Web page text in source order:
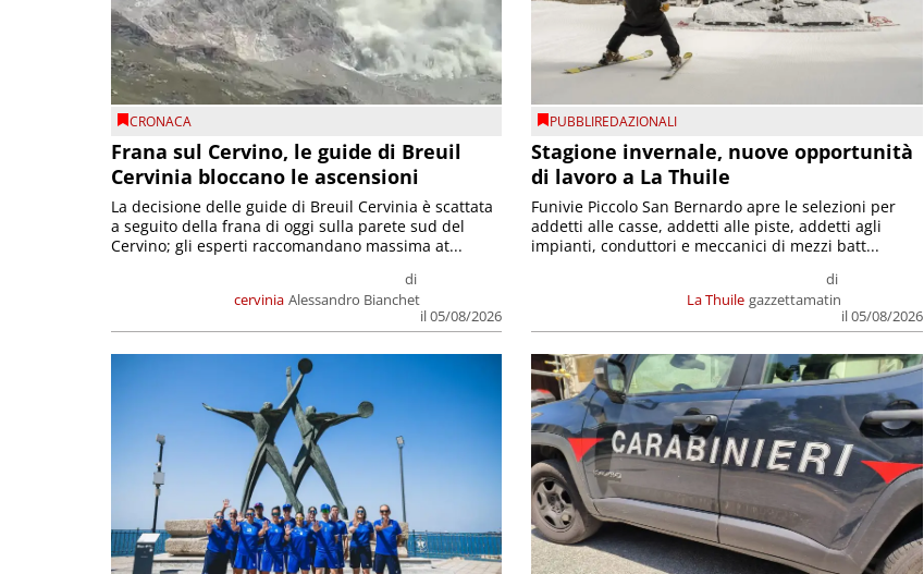
CRONACA
Frana sul Cervino, le guide di Breuil
Cervinia bloccano le ascensioni
cervinia
di
Alessandro Bianchet
il 05/08/2026
La decisione delle guide di Breuil Cervinia è scattata
a seguito della frana di oggi sulla parete sud del
Cervino; gli esperti raccomandano massima at...
PUBBLIREDAZIONALI
Stagione invernale, nuove opportunità
di lavoro a La Thuile
La Thuile
di
gazzettamatin
il 05/08/2026
Funivie Piccolo San Bernardo apre le selezioni per
addetti alle casse, addetti alle piste, addetti agli
impianti, conduttori e meccanici di mezzi batt...